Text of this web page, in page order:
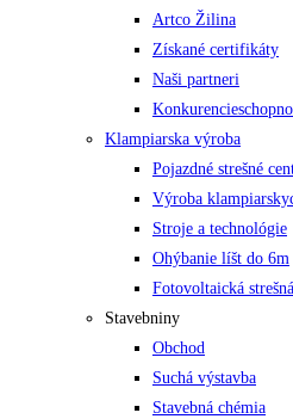
Artco Žilina
Získané certifikáty
Naši partneri
Klampiarska výroba
Pojazdné strešné
Výroba
Stroje a technológie
Ohýbanie líšt do 6m
Fotovoltaická
Stavebniny
Obchod
Suchá výstavba
Stavebná chémia